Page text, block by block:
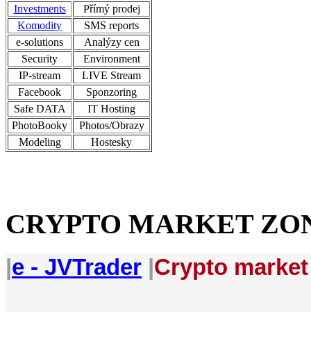
Investments
Přímý prodej
Komodity
SMS reports
e-solutions
Analýzy cen
Security
Environment
IP-stream
LIVE Stream
Facebook
Sponzoring
Safe DATA
IT Hosting
PhotoBooky
Photos/Obrazy
Modeling
Hostesky
CRYPTO MARKET
e - JVTrader Crypto market